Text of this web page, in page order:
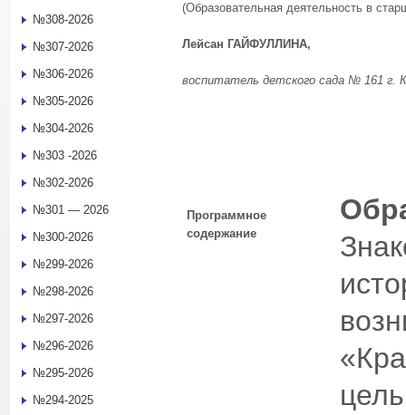
(Образовательная деятельность в
Лейсан ГАЙФУЛЛИНА,
воспитатель детского сада № 161 г.
Программное
содержание
№308-2026
№307-2026
№306-2026
№305-2026
№304-2026
№303 -2026
№302-2026
№301 — 2026
№300-2026
№299-2026
№298-2026
№297-2026
№296-2026
№295-2026
№294-2025